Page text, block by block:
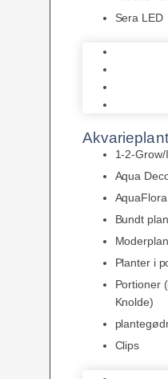
Sera LED
1-2-
Aqua
AquaFlora
Bundt
Planter i
Portioner
Knolde)
Clips